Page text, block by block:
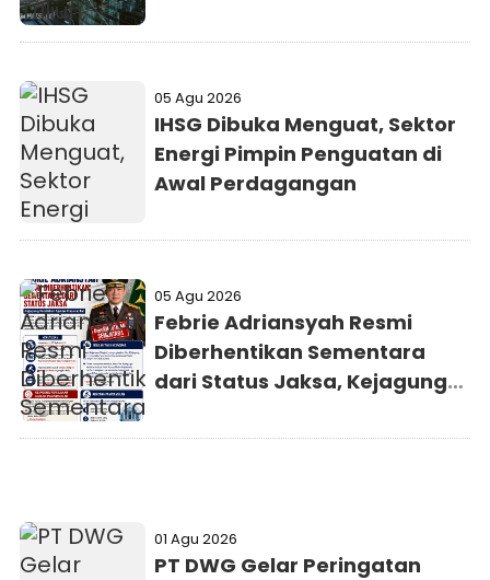
05 Agu 2026
IHSG Dibuka Menguat, Sektor
Energi Pimpin Penguatan di
Awal Perdagangan
05 Agu 2026
Febrie Adriansyah Resmi
Diberhentikan Sementara
dari Status Jaksa, Kejagung
Praperadilan
01 Agu 2026
PT DWG Gelar Peringatan